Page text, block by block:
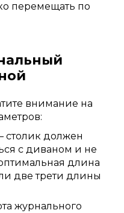
перемещать по
внимание на
должен
с диваном и не
длина
две трети длины
журнального